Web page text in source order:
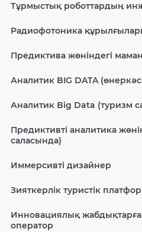
Тұрмыстық роботтардың
Радиофотоника
Предиктива жөніндегі маман
Аналитик BIG DATA
Аналитик Big Data (туризм
Предиктивті аналитика
саласында)
Иммерсивті дизайнер
Зияткерлік туристік
Инновациялық жабдықтарға
оператор